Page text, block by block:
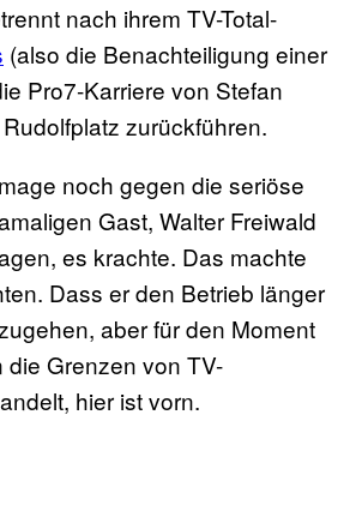
nach ihrem TV-Total-
(also die Benachteiligung einer
Pro7-Karriere von Stefan
zurückführen.
noch gegen die seriöse
Gast, Walter Freiwald
es krachte. Das machte
Dass er den Betrieb länger
aber für den Moment
Grenzen von TV-
hier ist vorn.